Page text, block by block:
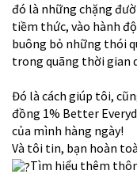
đó là những chặng
tiềm thức, vào hành
buông bỏ những thói
trong quãng thời gian
Đó là cách giúp tôi,
đồng 1% Better
của mình hàng ngày!
Và tôi tin, bạn hoàn
Tìm hiểu thêm